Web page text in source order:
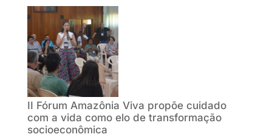
II Fórum Amazônia Viva propõe cuidado
com a vida como elo de transformação
socioeconômica